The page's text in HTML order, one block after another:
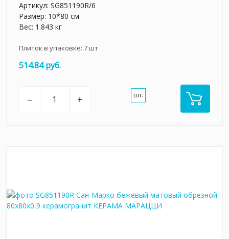
Артикул: SG851190R/6
Размер: 10*80 см
Вес: 1.843 кг
Плиток в упаковке: 7шт
514.84 руб.
– + шт.